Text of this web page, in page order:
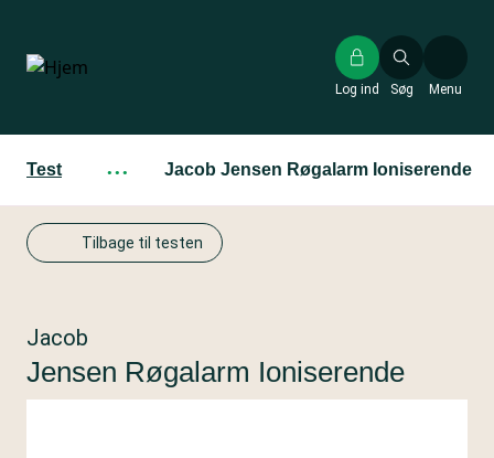
hovedindhold
Søg
Log ind Menu
Test ··· Jacob Jensen Røgalarm Ioniserende
Tilbage til testen
Jacob
Jensen Røgalarm Ioniserende